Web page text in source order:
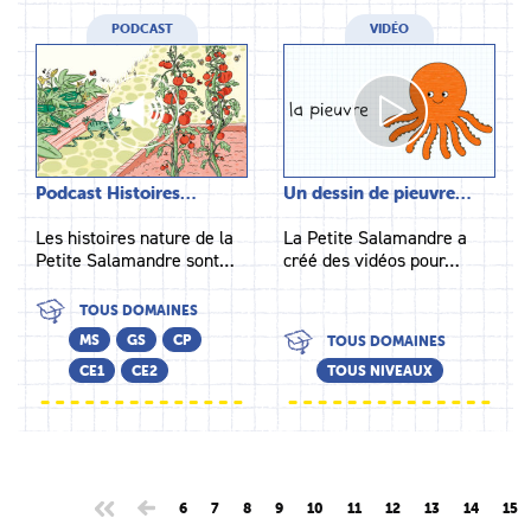
PODCAST
Podcast Histoires…
Les histoires nature de la
Petite Salamandre sont…
TOUS DOMAINES
MS
GS
CP
CE1
CE2
VIDÉO
Un dessin de pieuvre…
La Petite Salamandre a
créé des vidéos pour…
TOUS DOMAINES
TOUS NIVEAUX
6 7 8 9 10 11 12 13 14 15